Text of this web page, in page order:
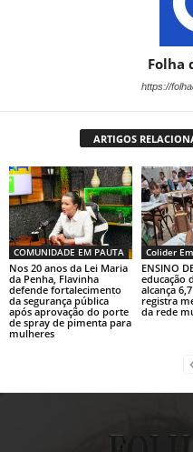
Folha
https://
ARTIGOS
COMUNIDADE EM PAUTA
Nos 20 anos da Lei Maria
da Penha, Flavinha
defende fortalecimento
da segurança pública
após aprovação do porte
de spray de pimenta para
mulheres
Colider
ENSINO
educação
alcança
registra
da rede